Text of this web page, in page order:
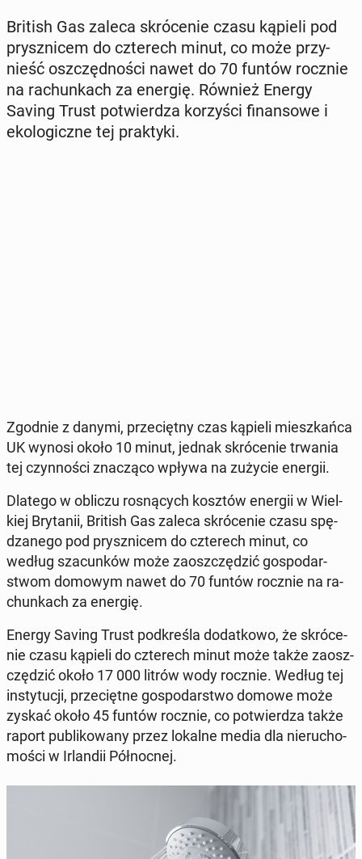
British Gas zaleca skró­ce­nie czasu kąpieli pod
prysz­ni­cem do czte­rech minut, co może przy­
nieść oszczęd­no­ści nawet do 70 funtów rocznie
na ra­chun­kach za energię. Również Energy
Saving Trust po­twier­dza ko­rzy­ści fi­nan­so­we i
eko­lo­gicz­ne tej prak­ty­ki.
Zgodnie z danymi, prze­cięt­ny czas kąpieli miesz­kań­ca
UK wynosi około 10 minut, jednak skró­ce­nie trwania
tej czyn­no­ści zna­czą­co wpływa na zużycie energii.
Dlatego w obliczu ro­sną­cych kosztów energii w Wiel­
kiej Bry­ta­nii, British Gas zaleca skró­ce­nie czasu spę­
dza­ne­go pod prysz­ni­cem do czte­rech minut, co
według sza­cun­ków może za­osz­czę­dzić go­spo­dar­
stwom domowym nawet do 70 funtów rocznie na ra­
chun­kach za energię.
Energy Saving Trust pod­kre­śla do­dat­ko­wo, że skró­ce­
nie czasu kąpieli do czte­rech minut może także za­osz­
czę­dzić około 17 000 litrów wody rocznie. Według tej
in­sty­tu­cji, prze­cięt­ne go­spo­dar­stwo domowe może
zyskać około 45 funtów rocznie, co po­twier­dza także
raport pu­bli­ko­wa­ny przez lokalne media dla nie­ru­cho­
mo­ści w Ir­lan­dii Pół­noc­nej.